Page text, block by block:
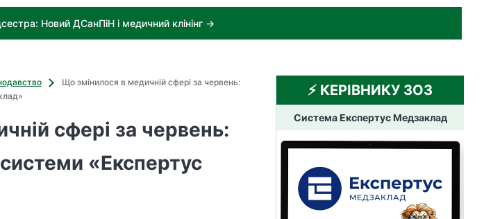
Новий ДСанПіН і медичний клінінг →
Що змінилося в медичній сфері за червень:
сфері за червень:
«Експертус
⚡️ КЕРІВНИКУ ЗОЗ
Система Експертус Медзаклад